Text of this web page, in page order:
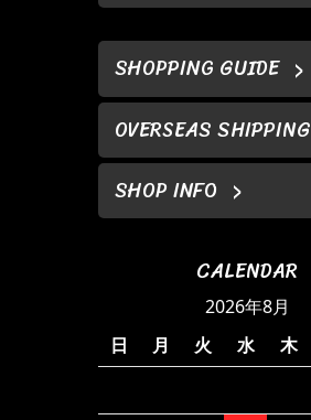
SHOPPING GUIDE
OVERSEAS SHIPPING
SHOP INFO
CALENDAR
2026年8月
日
月 火 水 木